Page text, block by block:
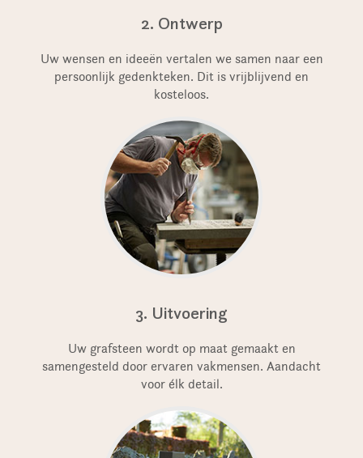
2. Ontwerp
Uw wensen en ideeën vertalen we samen naar een
persoonlijk gedenkteken. Dit is vrijblijvend en
kosteloos.
3. Uitvoering
Uw grafsteen wordt op maat gemaakt en
samengesteld door ervaren vakmensen. Aandacht
voor élk detail.